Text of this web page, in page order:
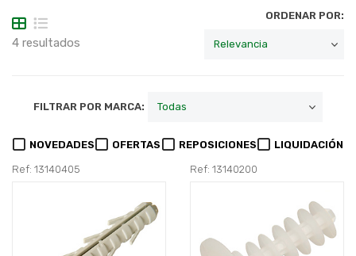
4 resultados
ORDENAR POR:
FILTRAR POR MARCA:
NOVEDADES OFERTAS REPOSICIONES LIQUIDACIÓN
Ref: 13140405 Ref: 13140200